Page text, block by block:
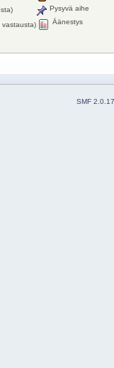
vastausta)
Pysyvä aihe
Äänestys
SMF 2.0.17